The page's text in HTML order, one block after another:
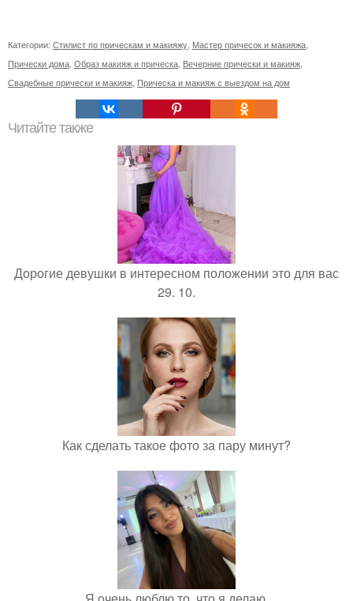
Категории: Стилист по прическам и макияжу Мастер причесок и макияжа
Прически дома Образ макияж и прическа Вечерние прически и макияж
Свадебные прически и макияж Прическа и макияж с выездом на дом
Читайте также
Дорогие девушки в интересном положении это для вас
29. 10.
Как сделать такое фото за пару минут?